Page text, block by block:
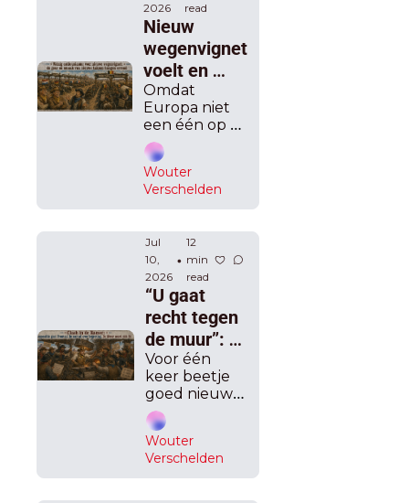
2026
read
Nieuw
wegenvignet
voelt en
ruikt als
nieuwe taks:
Weyts en
Bouchez
wringen zich
leggen,
Anders mee
in bad via
Brussel
Omdat
Europa niet
een één op
één korting
toestaat voor
Belgische
inwoners, zijn
er "winnaars
en verliezers".
Wouter
Verschelden
Jul
10,
2026
•
12
min
read
“U gaat
recht tegen
de muur”:
Magnette
haalt in
Kamer uit
over
begroting,
Voor één
keer beetje
goed nieuws:
sanering
pensioenen
blijft op koers.
Wouter
Verschelden